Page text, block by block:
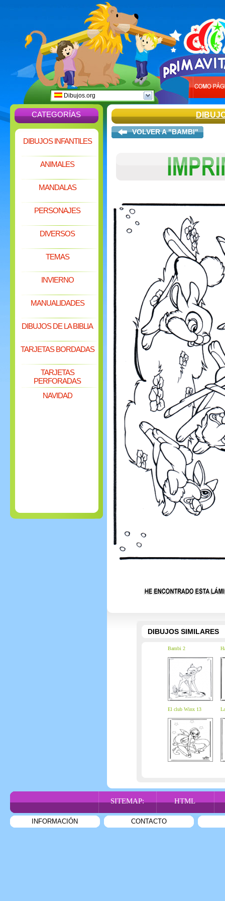
Dibujos.org
CATEGORÍAS
DIBUJOS INFANTILES
ANIMALES
MANDALAS
PERSONAJES
DIVERSOS
TEMAS
INVIERNO
MANUALIDADES
DIBUJOS DE LA BIBLIA
TARJETAS BORDADAS
TARJETAS
PERFORADAS
NAVIDAD
VOLVER A "BAMBI"
DIBUJOS SIMILARES
Bambi 2
El club Winx 13
SITEMAP: HTML
INFORMACIÓN CONTACTO